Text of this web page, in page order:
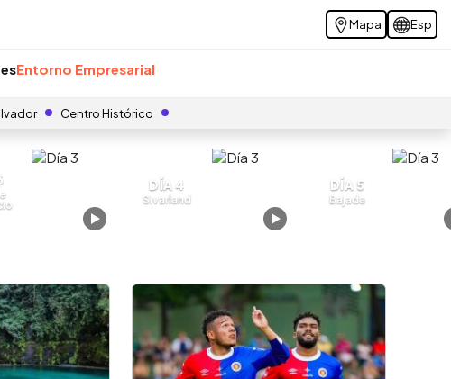
Mapa Esp
Entorno Empresarial
Centro Histórico
DÍA 4
Sivarland
DÍA 5
Bajada